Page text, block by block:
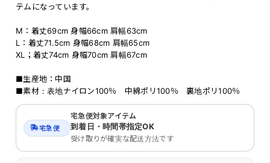
テムになっています。
M：着丈69cm 身幅66cm 肩幅63cm
L：着丈71.5cm 身幅68cm 肩幅65cm
XL；着丈74cm 身幅70cm 肩幅67cm
■生産地：中国
■素材：表地ナイロン100％ 中綿ポリ100％ 裏地ポリ100％
宅急便
宅急便対象アイテム
到着日・時間帯指定OK
受け取りが確実な配送方法です